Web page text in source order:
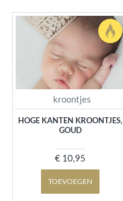
kroontjes
HOGE KANTEN KROONTJES,
GOUD
€ 10,95
TOEVOEGEN